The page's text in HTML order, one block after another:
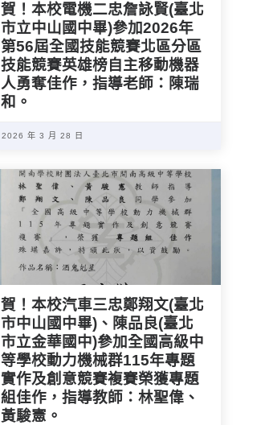
賀！本校電機二忠詹詠賢(臺北
市立中山國中畢)參加2026年
第56屆全國技能競賽北區分區
技能競賽英雄榜自主移動機器
人勇奪佳作，指導老師：陳瑞
和。
2026 年 3 月 28 日
賀！本校汽車三忠鄭翔文(臺北
市中山國中畢)、陳品良(臺北
市立金華國中)參加全國高級中
等學校動力機械群115年專題
實作及創意競賽複賽榮獲專題
組佳作，指導教師：林聖偉、
黃駿憲。